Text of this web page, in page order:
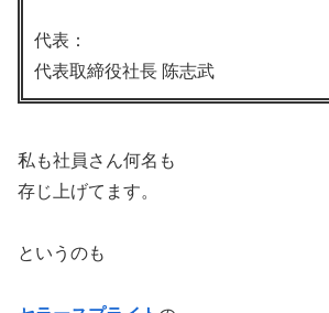
代表：
代表取締役社長 陈志武
私も社員さん何名も
存じ上げてます。
というのも